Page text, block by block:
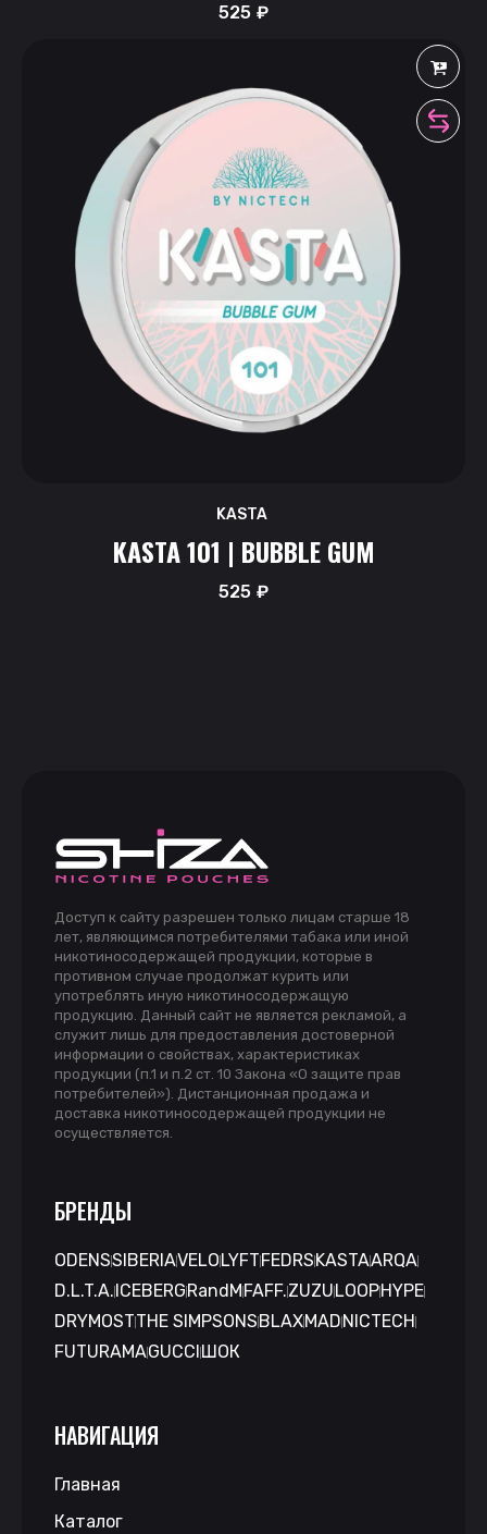
525₽
KASTA
KASTA 101 | BUBBLE GUM
525₽
Доступ к сайту разрешен только лицам старше 18
лет, являющимся потребителями табака или иной
никотиносодержащей продукции, которые в
противном случае продолжат курить или
употреблять иную никотиносодержащую
продукцию. Данный сайт не является рекламой, а
служит лишь для предоставления достоверной
информации о свойствах, характеристиках
продукции (п.1 и п.2 ст. 10 Закона «О защите прав
потребителей»). Дистанционная продажа и
доставка никотиносодержащей продукции не
осуществляется.
БРЕНДЫ
ODENSSIBERIAVELO LYFT FEDRS KASTAARQA
D.L.T.A. ICEBERG RandM FAFF.ZUZU LOOPHYPE
DRYMOSTTHE SIMPSONS BLAXMAD NICTECH
FUTURAMAGUCCI ШОК
НАВИГАЦИЯ
Главная
Каталог